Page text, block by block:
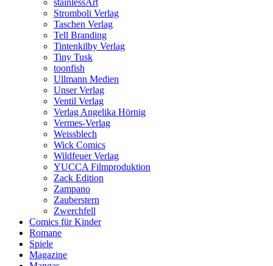
stainlessArt
Stromboli Verlag
Taschen Verlag
Tell Branding
Tintenkilby Verlag
Tiny Tusk
toonfish
Ullmann Medien
Unser Verlag
Ventil Verlag
Verlag Angelika Hörnig
Vermes-Verlag
Weissblech
Wick Comics
Wildfeuer Verlag
YUCCA Filmproduktion
Zack Edition
Zampano
Zauberstern
Zwerchfell
Comics für Kinder
Romane
Spiele
Magazine